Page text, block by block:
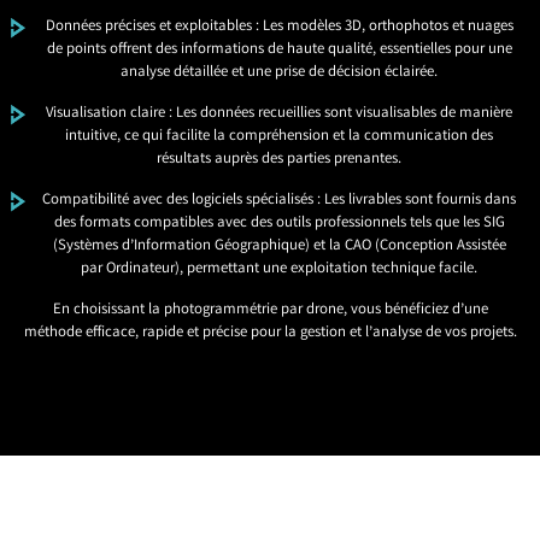
Données précises et exploitables : Les modèles 3D, orthophotos et nuages
de points offrent des informations de haute qualité, essentielles pour une
analyse détaillée et une prise de décision éclairée.
Visualisation claire : Les données recueillies sont visualisables de manière
intuitive, ce qui facilite la compréhension et la communication des
résultats auprès des parties prenantes.
Compatibilité avec des logiciels spécialisés : Les livrables sont fournis dans
des formats compatibles avec des outils professionnels tels que les SIG
(Systèmes d’Information Géographique) et la CAO (Conception Assistée
par Ordinateur), permettant une exploitation technique facile.
En choisissant la photogrammétrie par drone, vous bénéficiez d’une
méthode efficace, rapide et précise pour la gestion et l’analyse de vos projets.